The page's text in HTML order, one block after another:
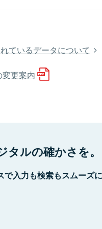
ているデータについて
更案内
タルの確かさを。
で入力も検索もスムーズ